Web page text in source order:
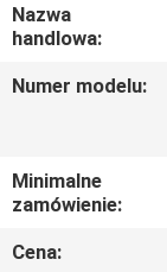
O
NAS
PO
FABRYCE
Nazwa
handlowa:
Numer modelu:
Minimalne
zamówienie:
Cena: